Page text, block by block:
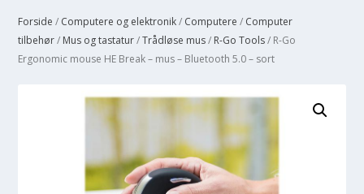
Forside / Computere og elektronik/ Computere / Computer
tilbehør/ Mus og tastatur/Trådløse mus/ R-Go Tools/ R-Go
Ergonomic mouse HE Break – mus – Bluetooth 5.0 – sort